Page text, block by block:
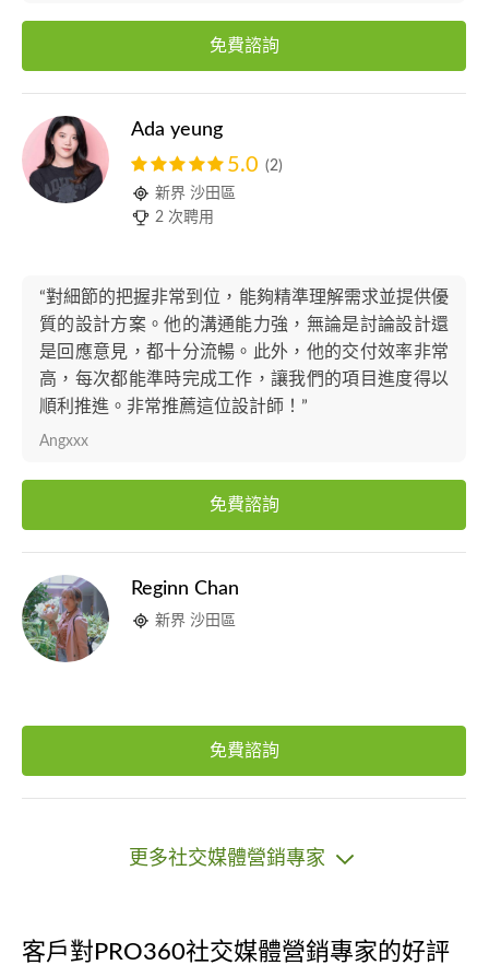
免費諮詢
Ada yeung
5.0 (2)
新界 沙田區
2 次聘用
“對細節的把握非常到位，能夠精準理解需求並提供優
質的設計方案。他的溝通能力強，無論是討論設計還
是回應意見，都十分流暢。此外，他的交付效率非常
高，每次都能準時完成工作，讓我們的項目進度得以
順利推進。非常推薦這位設計師！”
Angxxx
免費諮詢
Reginn Chan
新界 沙田區
免費諮詢
更多社交媒體營銷專家
客戶對PRO360社交媒體營銷專家的好評